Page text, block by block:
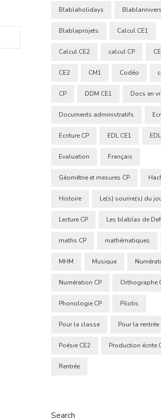
Blablaholidays
Blablaprojets Calcul CE1
Calcul CE2 calcul CP
CE2 CM1 Codéo
CP DDM CE1 Docs en
Documents administratifs
Ecriture CP EDL CE1
Evaluation Français
Géométrie et mesures CP
Histoire Le(s) sourire(s) du
Lecture CP Les blablas de
maths CP mathématiques
MHM Musique
Numération CP Orthographe
Phonologie CP Pilotis
Pour la classe Pour la rentrée
Poésie CE2 Production écrite
Rentrée
Search